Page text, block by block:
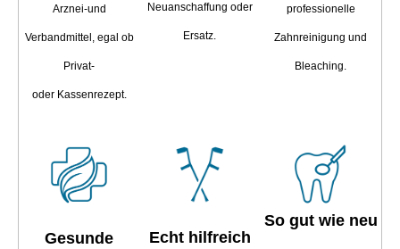
Arznei-und
Verbandmittel, egal ob
Privat-
oder Kassenrezept.
Neuanschaffung oder
Ersatz.
professionelle
Zahnreinigung und
Bleaching.
Gesunde
Echt hilfreich
So gut wie neu